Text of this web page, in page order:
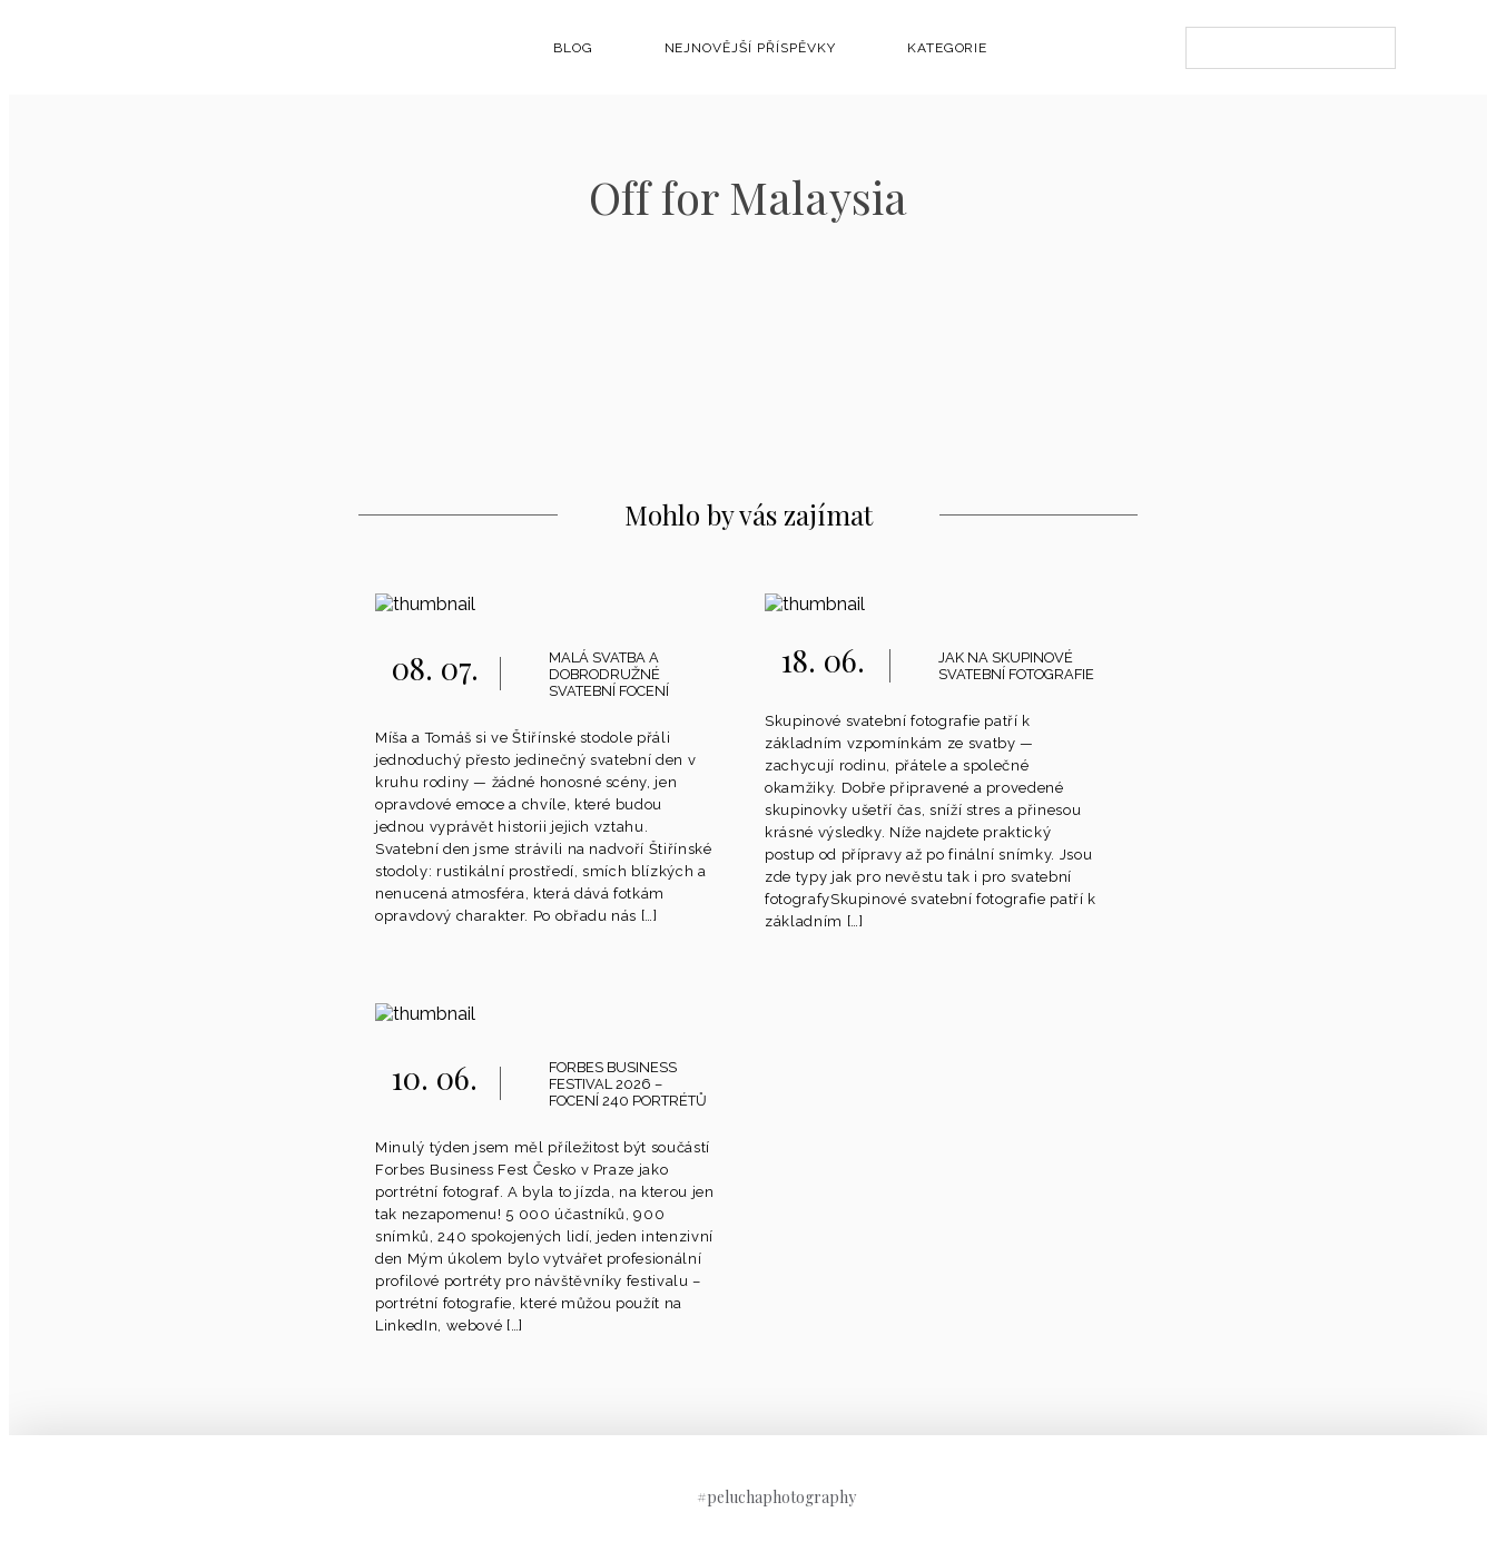
BLOG NEJNOVĚJŠÍ PŘÍSPĚVKY KATEGORIE
Off for Malaysia
Mohlo by vás zajímat
08. 07.
MALÁ SVATBA A
DOBRODRUŽNÉ
SVATEBNÍ FOCENÍ
Míša a Tomáš si ve Štiřínské stodole přáli
jednoduchý přesto jedinečný svatební den v
kruhu rodiny — žádné honosné scény, jen
opravdové emoce a chvíle, které budou
jednou vyprávět historii jejich vztahu.
Svatební den jsme strávili na nadvoří Štiřínské
stodoly: rustikální prostředí, smích blízkých a
nenucená atmosféra, která dává fotkám
opravdový charakter. Po obřadu nás […]
18. 06.
JAK NA SKUPINOVÉ
SVATEBNÍ FOTOGRAFIE
Skupinové svatební fotografie patří k
základním vzpomínkám ze svatby —
zachycují rodinu, přátele a společné
okamžiky. Dobře připravené a provedené
skupinovky ušetří čas, sníží stres a přinesou
krásné výsledky. Níže najdete praktický
postup od přípravy až po finální snímky. Jsou
zde typy jak pro nevěstu tak i pro svatební
fotografySkupinové svatební fotografie patří k
základním […]
10. 06.
FORBES BUSINESS
FESTIVAL 2026 –
FOCENÍ 240 PORTRÉTŮ
Minulý týden jsem měl příležitost být součástí
Forbes Business Fest Česko v Praze jako
portrétní fotograf. A byla to jízda, na kterou jen
tak nezapomenu! 5 000 účastníků, 900
snímků, 240 spokojených lidí, jeden intenzivní
den Mým úkolem bylo vytvářet profesionální
profilové portréty pro návštěvníky festivalu –
portrétní fotografie, které můžou použít na
LinkedIn, webové […]
#peluchaphotography